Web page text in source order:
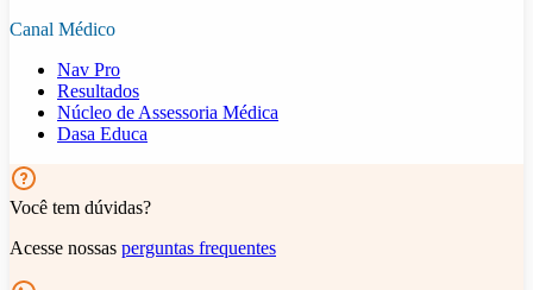
Canal Médico
Nav Pro
Resultados
Núcleo de Assessoria Médica
Dasa Educa
Você tem dúvidas?
Acesse nossas perguntas frequentes